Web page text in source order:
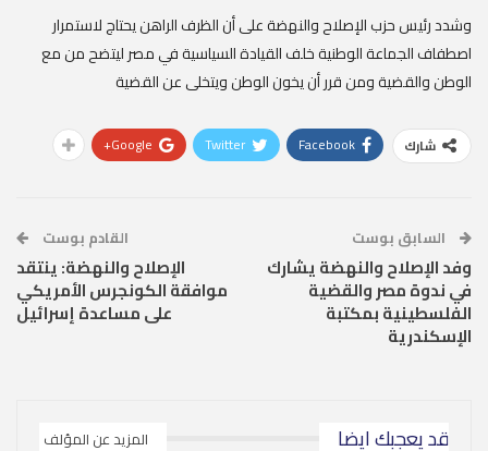
وشدد رئيس حزب الإصلاح والنهضة على أن الظرف الراهن يحتاج لاستمرار
اصطفاف الجماعة الوطنية خلف القيادة السياسية في مصر ليتضح من مع
الوطن والقضية ومن قرر أن يخون الوطن ويتخلى عن القضية
شارك Facebook
Twitter
Google+
السابق بوست
وفد الإصلاح والنهضة يشارك
في ندوة مصر والقضية
الفلسطينية بمكتبة
الإسكندرية
القادم بوست
الإصلاح والنهضة: ينتقد
موافقة الكونجرس الأمريكي
على مساعدة إسرائيل
قد يعجبك ايضا المزيد عن المؤلف